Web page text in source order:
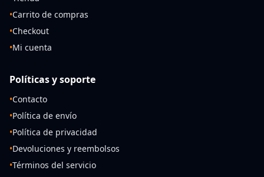
•Carrito de compras
•Checkout
•Mi cuenta
Políticas y soporte
•Contacto
•Política de envío
•Política de privacidad
•Devoluciones y reembolsos
•Términos del servicio